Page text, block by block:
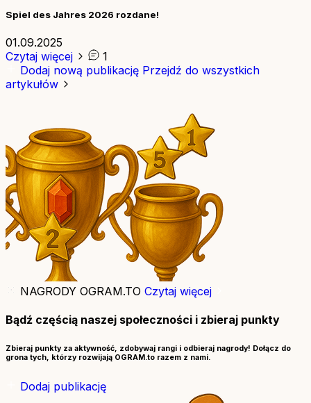
Spiel des Jahres 2026 rozdane!
01.09.2025
Czytaj więcej
1
Dodaj nową publikację Przejdź do wszystkich
artykułów
NAGRODY OGRAM.TO Czytaj więcej
Bądź częścią naszej społeczności i zbieraj punkty
Zbieraj punkty za aktywność, zdobywaj rangi i odbieraj nagrody! Dołącz do
grona tych, którzy rozwijają OGRAM.to razem z nami.
Dodaj publikację